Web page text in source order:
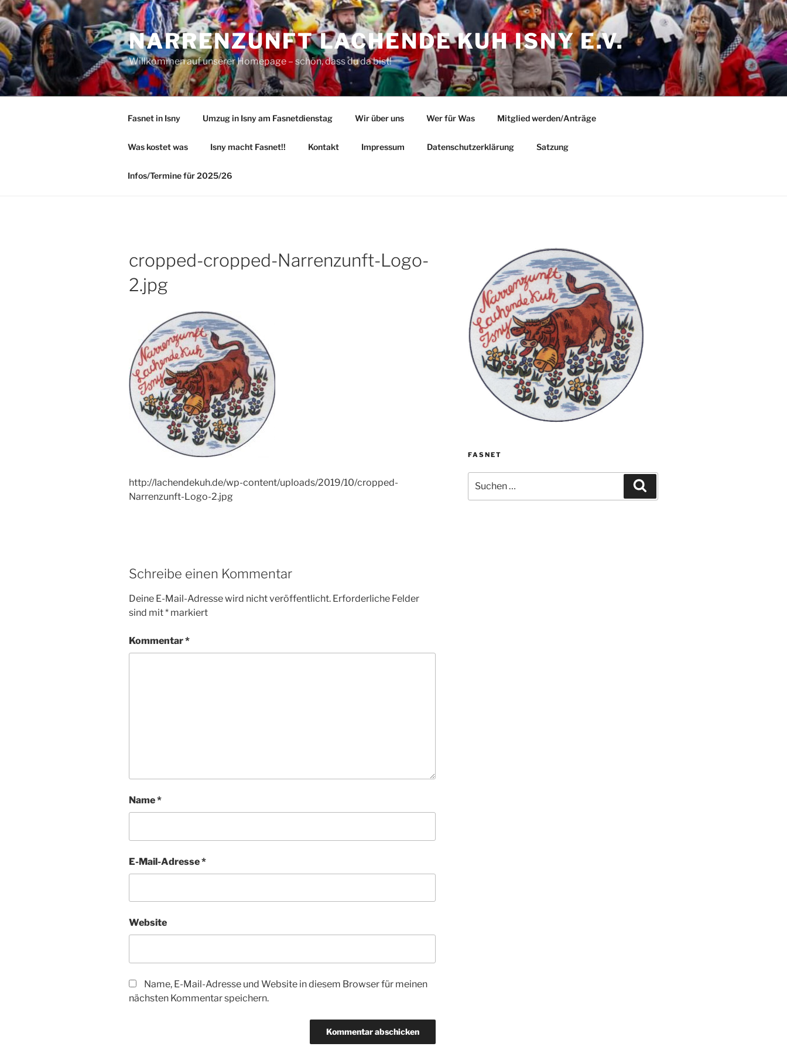
Zum
Inhalt
springen
NARRENZUNFT LACHENDE KUH ISNY E.V.
Willkommen auf unserer Homepage – schön, dass du da bist!
Fasnet in Isny Umzug in Isny am Fasnetdienstag Wir über uns Wer für Was Mitglied werden/Anträge
Was kostet was Isny macht Fasnet!! Kontakt Impressum Datenschutzerklärung Satzung
Infos/Termine für 2025/26
cropped-cropped-Narrenzunft-Logo-
2.jpg
http://lachendekuh.de/wp-content/uploads/2019/10/cropped-
Narrenzunft-Logo-2.jpg
Schreibe einen Kommentar
Deine E-Mail-Adresse wird nicht veröffentlicht. Erforderliche Felder
sind mit* markiert
Kommentar*
Name*
E-Mail-Adresse*
Website
Name, E-Mail-Adresse und Website in diesem Browser für meinen
nächsten Kommentar speichern.
FASNET
nach: